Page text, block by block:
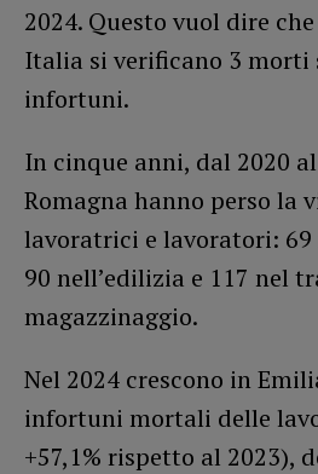
2024. Questo vuol dire
Italia si verificano 3 morti
infortuni.
In cinque anni, dal 2020
Romagna hanno perso la
lavoratrici e lavoratori: 69
90 nell’edilizia e 117 nel
magazzinaggio.
Nel 2024 crescono in
infortuni mortali delle
+57,1% rispetto al 2023),